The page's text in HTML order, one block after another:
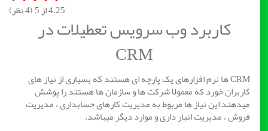
4.25از 5 ( 4نظر)
کاربرد وب سرویس تعطیلات در
CRM
CRM ها نرم افزارهای یک پارچه ای هستند که بسیاری از نیاز های
کاربران خورد که معمولا شرکت ها و سازمان ها هستند را پوشش
میدهند این نیاز ها مربوط به مدیریت کارهای حسابداری ، مدیریت
فروش ، مدیریت انبار داری و موارد دیگر میباشد.